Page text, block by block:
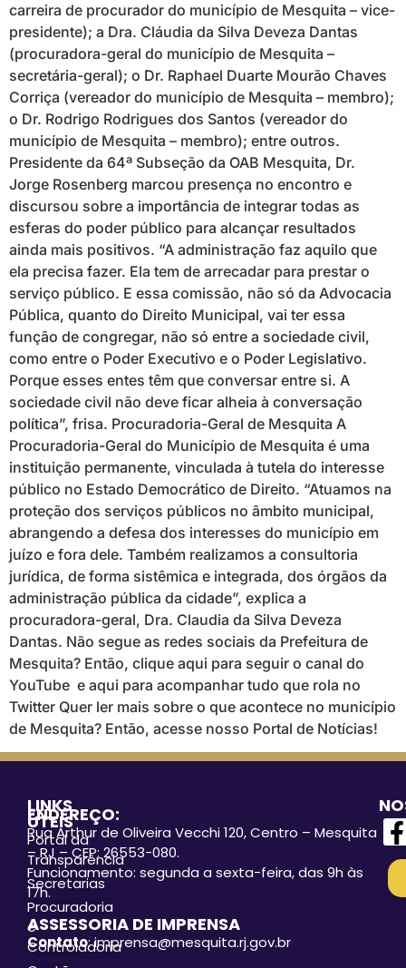
carreira de procurador do município de Mesquita – vice-
presidente); a Dra. Cláudia da Silva Deveza Dantas
(procuradora-geral do município de Mesquita –
secretária-geral); o Dr. Raphael Duarte Mourão Chaves
Corriça (vereador do município de Mesquita – membro);
o Dr. Rodrigo Rodrigues dos Santos (vereador do
município de Mesquita – membro); entre outros.
Presidente da 64ª Subseção da OAB Mesquita, Dr.
Jorge Rosenberg marcou presença no encontro e
discursou sobre a importância de integrar todas as
esferas do poder público para alcançar resultados
ainda mais positivos. “A administração faz aquilo que
ela precisa fazer. Ela tem de arrecadar para prestar o
serviço público. E essa comissão, não só da Advocacia
Pública, quanto do Direito Municipal, vai ter essa
função de congregar, não só entre a sociedade civil,
como entre o Poder Executivo e o Poder Legislativo.
Porque esses entes têm que conversar entre si. A
sociedade civil não deve ficar alheia à conversação
política”, frisa. Procuradoria-Geral de Mesquita A
Procuradoria-Geral do Município de Mesquita é uma
instituição permanente, vinculada à tutela do interesse
público no Estado Democrático de Direito. “Atuamos na
proteção dos serviços públicos no âmbito municipal,
abrangendo a defesa dos interesses do município em
juízo e fora dele. Também realizamos a consultoria
jurídica, de forma sistêmica e integrada, dos órgãos da
administração pública da cidade”, explica a
procuradora-geral, Dra. Claudia da Silva Deveza
Dantas. Não segue as redes sociais da Prefeitura de
Mesquita? Então, clique aqui para seguir o canal do
YouTube e aqui para acompanhar tudo que rola no
Twitter Quer ler mais sobre o que acontece no município
de Mesquita? Então, acesse nosso Portal de Notícias!
LINKS
ÚTEIS
Portal da
Transparência
Secretarias
Procuradoria
e
Controladoria
ENDEREÇO:
Rua Arthur de Oliveira Vecchi 120, Centro – Mesquita
– RJ – CEP: 26553-080.
Funcionamento: segunda a sexta-feira, das 9h às
17h.
ASSESSORIA DE IMPRENSA
Contato: imprensa@mesquita.rj.gov.br